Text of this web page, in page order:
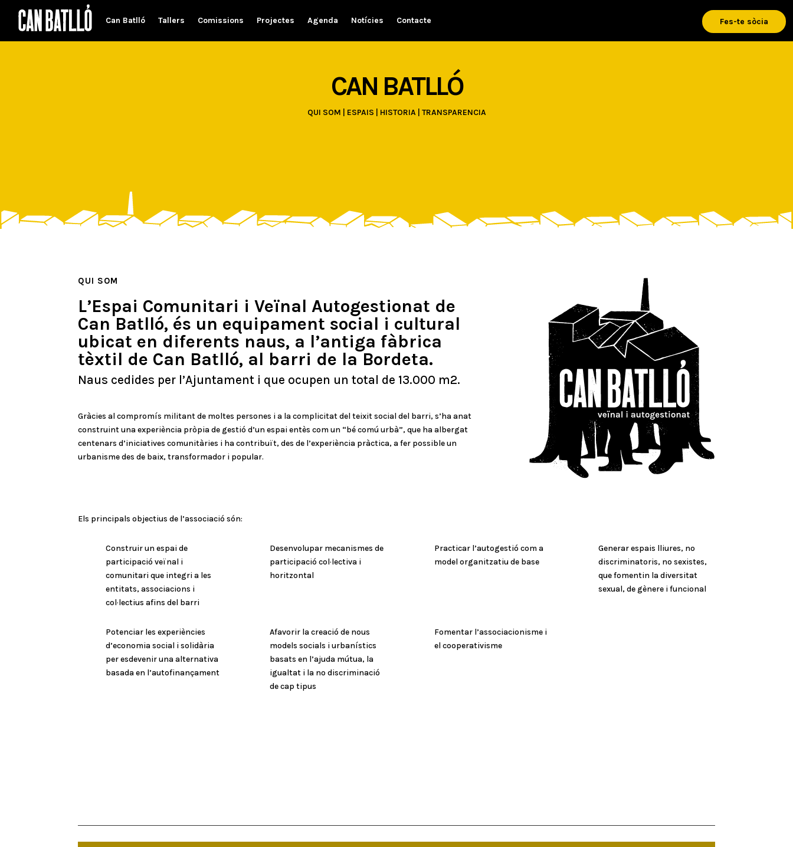
Can Batlló Tallers Comissions Projectes Agenda Notícies Contacte Fes-te sòcia
CAN BATLLÓ
QUI SOM ESPAIS HISTORIA TRANSPARENCIA
QUI SOM
L’Espai Comunitari i Veïnal Autogestionat de
Can Batlló, és un equipament social i cultural
ubicat en diferents naus, a l’antiga fàbrica
tèxtil de Can Batlló, al barri de la Bordeta.
Naus cedides per l’Ajuntament i que ocupen un total de 13.000 m2.
Gràcies al compromís militant de moltes persones i a la complicitat del teixit social del barri, s’ha anat
construint una experiència pròpia de gestió d’un espai entès com un “bé comú urbà”, que ha albergat
centenars d’iniciatives comunitàries i ha contribuït, des de l’experiència pràctica, a fer possible un
urbanisme des de baix, transformador i popular.
Els principals objectius de l’associació són:
Construir un espai de
participació veïnal i
comunitari que integri a les
entitats, associacions i
col·lectius afins del barri
Desenvolupar mecanismes de
participació col·lectiva i
horitzontal
Practicar l’autogestió com a
model organitzatiu de base
Generar espais lliures, no
discriminatoris, no sexistes,
que fomentin la diversitat
sexual, de gènere i funcional
Potenciar les experiències
d’economia social i solidària
per esdevenir una alternativa
basada en l’autofinançament
Afavorir la creació de nous
models socials i urbanístics
basats en l’ajuda mútua, la
igualtat i la no discriminació
de cap tipus
Fomentar l’associacionisme i
el cooperativisme